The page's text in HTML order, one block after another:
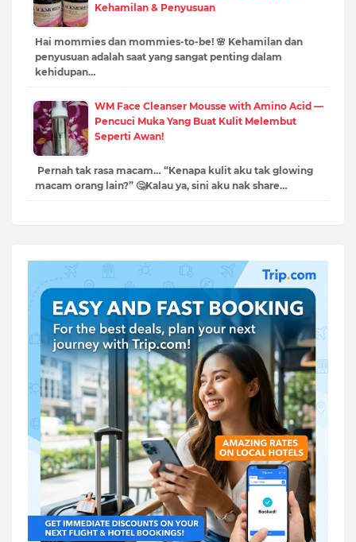
Kehamilan & Penyusuan
Hai mommies dan mommies-to-be! 🌸 Kehamilan dan
penyusuan adalah saat yang sangat penting dalam
kehidupan…
WM Face Cleanser Mousse with Amino Acid —
Pencuci Muka Yang Buat Kulit Melembut
Seperti Awan!
Pernah tak rasa macam… “Kenapa kulit aku tak glowing
macam orang lain?” 🤔Kalau ya, sini aku nak share…